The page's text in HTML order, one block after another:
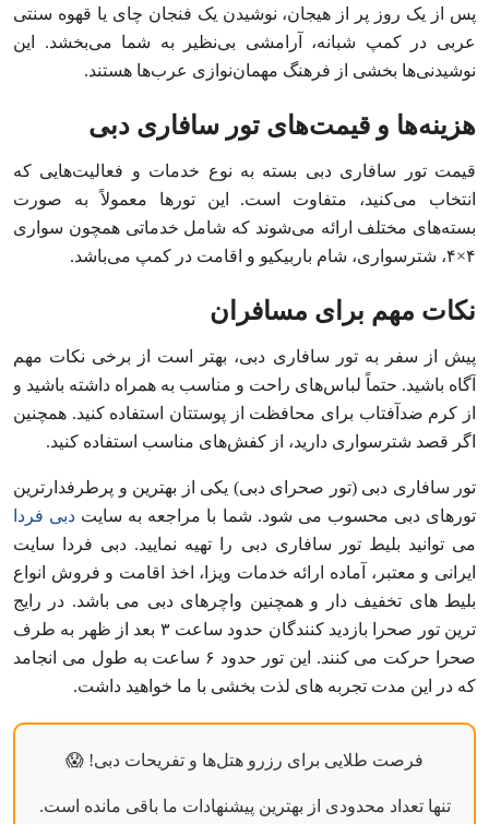
پس از یک روز پر از هیجان، نوشیدن یک فنجان چای یا قهوه سنتی
عربی در کمپ شبانه، آرامشی بی‌نظیر به شما می‌بخشد. این
نوشیدنی‌ها بخشی از فرهنگ مهمان‌نوازی عرب‌ها هستند.
هزینه‌ها و قیمت‌های تور سافاری دبی
قیمت تور سافاری دبی بسته به نوع خدمات و فعالیت‌هایی که
انتخاب می‌کنید، متفاوت است. این تورها معمولاً به صورت
بسته‌های مختلف ارائه می‌شوند که شامل خدماتی همچون سواری
۴×۴، شترسواری، شام باربیکیو و اقامت در کمپ می‌باشد.
نکات مهم برای مسافران
پیش از سفر به تور سافاری دبی، بهتر است از برخی نکات مهم
آگاه باشید. حتماً لباس‌های راحت و مناسب به همراه داشته باشید و
از کرم ضدآفتاب برای محافظت از پوستتان استفاده کنید. همچنین
اگر قصد شترسواری دارید، از کفش‌های مناسب استفاده کنید.
تور سافاری دبی (تور صحرای دبی) یکی از بهترین و پرطرفدارترین
تورهای دبی محسوب می شود. شما با مراجعه به سایت دبی فردا
می توانید بلیط تور سافاری دبی را تهیه نمایید. دبی فردا سایت
ایرانی و معتبر، آماده ارائه خدمات ویزا، اخذ اقامت و فروش انواع
بلیط های تخفیف دار و همچنین واچرهای دبی می باشد. در رایج
ترین تور صحرا بازدید کنندگان حدود ساعت ۳ بعد از ظهر به طرف
صحرا حرکت می کنند. این تور حدود ۶ ساعت به طول می انجامد
که در این مدت تجربه های لذت بخشی با ما خواهید داشت.
فرصت طلایی برای رزرو هتل‌ها و تفریحات دبی! 😱
تنها تعداد محدودی از بهترین پیشنهادات ما باقی مانده است.